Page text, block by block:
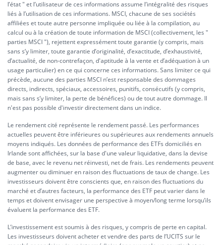
l’état " et l’utilisateur de ces informations assume l’intégralité des risques
liés à l’utilisation de ces informations. MSCI, chacune de ses sociétés
affiliées et toute autre personne impliquée ou liée à la compilation, au
calcul ou à la création de toute information de MSCI (collectivement, les "
parties MSCI "), rejettent expressément toute garantie (y compris, mais
sans s’y limiter, toute garantie d’originalité, d’exactitude, d’exhaustivité,
d’actualité, de non-contrefaçon, d'aptitude à la vente et d’adéquation à un
usage particulier) en ce qui concerne ces informations. Sans limiter ce qui
précède, aucune des parties MSCI n’est responsable des dommages
directs, indirects, spéciaux, accessoires, punitifs, consécutifs (y compris,
mais sans s’y limiter, la perte de bénéfices) ou de tout autre dommage. Il
n'est pas possible d'investir directement dans un indice.
Le rendement cité représente le rendement passé. Les performances
actuelles peuvent être inférieures ou supérieures aux rendements annuels
moyens indiqués. Les données de performance des ETFs domiciliés en
Irlande sont affichées, sur la base d'une valeur liquidative, dans la devise
de base, avec le revenu net réinvesti, net de frais. Les rendements peuvent
augmenter ou diminuer en raison des fluctuations de taux de change. Les
investisseurs doivent être conscients que, en raison des fluctuations du
marché et d’autres facteurs, la performance des ETF peut varier dans le
temps et doivent envisager une perspective à moyen/long terme lorsqu’ils
évaluent la performance des ETF.
L’investissement est soumis à des risques, y compris de perte en capital.
Les investisseurs doivent acheter et vendre des parts de l’UCITS sur le